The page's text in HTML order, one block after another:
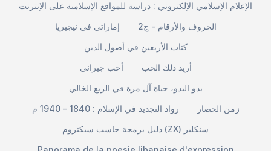
الإعلام الإسلامي الإلكتروني : دراسة للمواقع الإسلامية على الإنترنت
إماراتي في نيجيريا
الحروف والأرقام - ج2
كتاب الأربعين في أصول الدين
أحب جيراني
أريد ذلك الحب
بدو البدو، حياة آل مرة في الربع الخالي
رواد التجديد في الإسلام : 1840 – 1940 م
زمن الحصار
دليل برمجة حاسب سبكتروم (ZX) سنكلير